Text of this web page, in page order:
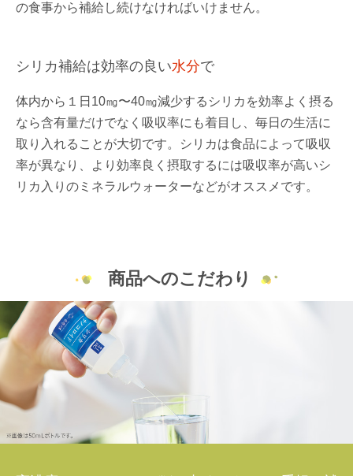
の食事から補給し続けなければいけません。
シリカ補給は効率の良い水分で
体内から１日10㎎〜40㎎減少するシリカを効率よく摂る
なら含有量だけでなく吸収率にも着目し、毎日の生活に
取り入れることが大切です。シリカは食品によって吸収
率が異なり、より効率良く摂取するには吸収率が高いシ
リカ入りのミネラルウォーターなどがオススメです。
商品へのこだわり